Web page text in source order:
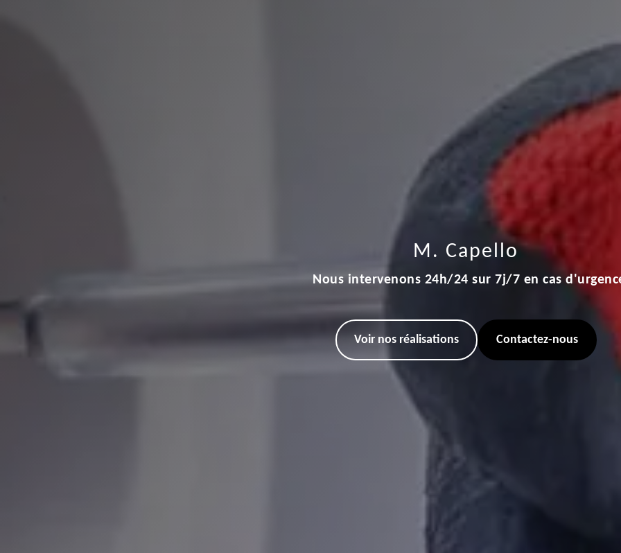
M. Capello
Nous intervenons 24h/24 sur 7j/7 en cas
Voir nos réalisations Contactez-nous